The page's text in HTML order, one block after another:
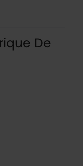
De